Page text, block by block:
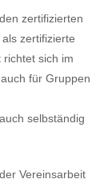
zertifizierten
zertifizierte
sich im
für Gruppen
selbständig
Vereinsarbeit